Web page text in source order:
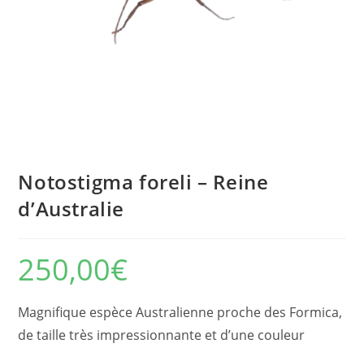
Notostigma foreli – Reine
d’Australie
250,00€
Magnifique espèce Australienne proche des Formica,
de taille très impressionnante et d’une couleur